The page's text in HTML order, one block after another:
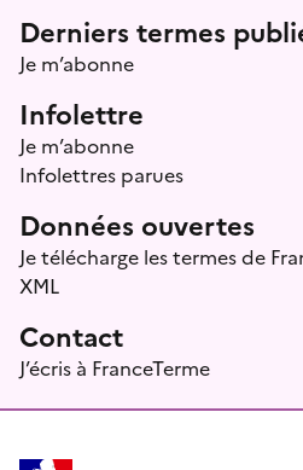
Menu prefooter
Derniers termes
Je m’abonne
Infolettre
Je m’abonne
Infolettres parues
Données ouvertes
Je télécharge les termes de
XML
Contact
J’écris à FranceTerme